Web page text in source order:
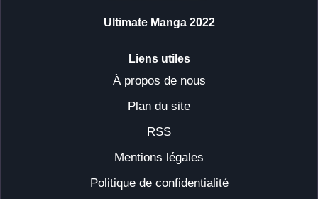
Ultimate Manga 2022
Liens utiles
À propos de nous
Plan du site
RSS
Mentions légales
Politique de confidentialité